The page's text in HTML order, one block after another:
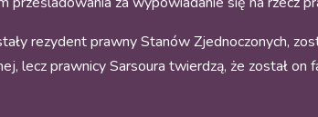
rezydent prawny Stanów Zjednoczonych,
lecz prawnicy Sarsoura twierdzą, że został